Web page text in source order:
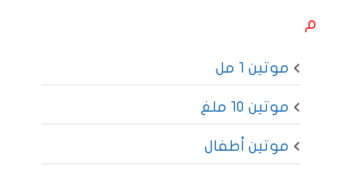
م
موتين 1 مل
موتين 10 ملغ
موتين أطفال